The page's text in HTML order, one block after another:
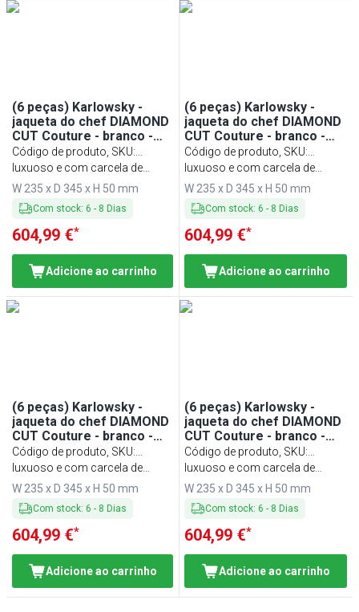
(6 peças) Karlowsky -
jaqueta do chef DIAMOND
CUT Couture - branco -
tamanho: 56
Código de produto, SKU:
KJDCCK56W#SET
luxuoso e com carcela de
botão oculta
W 235 x D 345 x H 50 mm
Com stock: 6 - 8 Dias
604,99 €*
Adicione ao carrinho
(6 peças) Karlowsky -
jaqueta do chef DIAMOND
CUT Couture - branco -
tamanho: 58
Código de produto, SKU:
KJDCCK58W#SET
luxuoso e com carcela de
botão oculta
W 235 x D 345 x H 50 mm
Com stock: 6 - 8 Dias
604,99 €*
Adicione ao carrinho
(6 peças) Karlowsky -
jaqueta do chef DIAMOND
CUT Couture - branco -
tamanho: 60
Código de produto, SKU:
KJDCCK60W#SET
luxuoso e com carcela de
botão oculta
W 235 x D 345 x H 50 mm
Com stock: 6 - 8 Dias
604,99 €*
Adicione ao carrinho
(6 peças) Karlowsky -
jaqueta do chef DIAMOND
CUT Couture - branco -
tamanho: 62
Código de produto, SKU:
KJDCCK62W#SET
luxuoso e com carcela de
botão oculta
W 235 x D 345 x H 50 mm
Com stock: 6 - 8 Dias
604,99 €*
Adicione ao carrinho